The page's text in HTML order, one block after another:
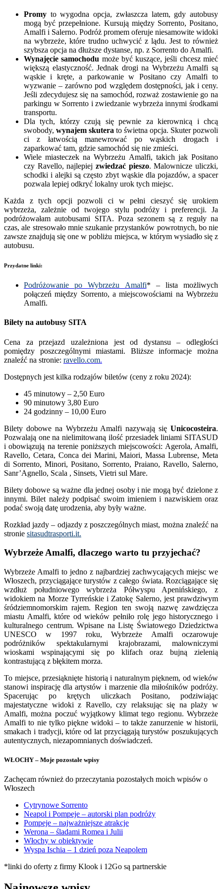
Promy to wygodna opcja, zwłaszcza latem, gdy autobusy
mogą być przepełnione. Kursują między Sorrento, Positano,
Amalfi i Salerno. Podróż promem oferuje niesamowite widoki
na wybrzeże, które trudno uchwycić z lądu. Jest to również
szybsza opcja na dłuższe dystanse, np. z Sorrento do Amalfi.
Wynajęcie samochodu może być kuszące, jeśli chcesz mieć
większą elastyczność. Jednak drogi na Wybrzeżu Amalfi są
wąskie i kręte, a parkowanie w Positano czy Amalfi to
wyzwanie – zarówno pod względem dostępności, jak i ceny.
Jeśli zdecydujesz się na samochód, rozważ zostawienie go na
parkingu w Sorrento i zwiedzanie wybrzeża innymi środkami
transportu.
Dla tych, którzy czują się pewnie za kierownicą i chcą
swobody, wynajem skutera to świetna opcja. Skuter pozwoli
ci z łatwością manewrować po wąskich drogach i
zaparkować tam, gdzie samochód się nie zmieści.
Wiele miasteczek na Wybrzeżu Amalfi, takich jak Positano
czy Ravello, najlepiej zwiedzać pieszo. Malownicze uliczki,
schodki i alejki są często zbyt wąskie dla pojazdów, a spacer
pozwala lepiej odkryć lokalny urok tych miejsc.
Każda z tych opcji pozwoli ci w pełni cieszyć się urokiem
wybrzeża, zależnie od twojego stylu podróży i preferencji. Ja
podróżowałam autobusami SITA. Poza sezonem są z reguły na
czas, ale stresowało mnie szukanie przystanków powrotnych, bo nie
zawsze znajdują się one w pobliżu miejsca, w którym wysiadło się z
autobusu.
Przydatne linki:
Podróżowanie po Wybrzeżu Amalfi* – lista możliwych
połączeń między Sorrento, a miejscowościami na Wybrzeżu
Amalfi.
Bilety na autobusy SITA
Cena za przejazd uzależniona jest od dystansu – odległości
pomiędzy poszczególnymi miastami. Bliższe informacje można
znaleźć na stronie: ravello.com.
Dostępnych jest kilka rodzajów biletów (ceny z roku 2024):
45 minutowy – 2,50 Euro
90 minutowy 3,80 Euro
24 godzinny – 10,00 Euro
Bilety dobowe na Wybrzeżu Amalfi nazywają się Unicocosteira.
Pozwalają one na nielimitowaną ilość przesiadek liniami SITASUD
i obowiązują na terenie poniższych miejscowości: Agerola, Amalfi,
Ravello, Cetara, Conca dei Marini, Maiori, Massa Lubrense, Meta
di Sorrento, Minori, Positano, Sorrento, Praiano, Ravello, Salerno,
Sanr’Agnello, Scala , Sinsets, Vietri sul Mare.
Bilety dobowe są ważne dla jednej osoby i nie mogą być dzielone z
innymi. Bilet należy podpisać swoim imieniem i nazwiskiem oraz
podać swoją datę urodzenia, aby były ważne.
Rozkład jazdy – odjazdy z poszczególnych miast, można znaleźć na
stronie sitasudtrasporti.it.
Wybrzeże Amalfi, dlaczego warto tu przyjechać?
Wybrzeże Amalfi to jedno z najbardziej zachwycających miejsc we
Włoszech, przyciągające turystów z całego świata. Rozciągające się
wzdłuż południowego wybrzeża Półwyspu Apenińskiego, z
widokiem na Morze Tyrreńskie i Zatokę Salerno, jest prawdziwym
śródziemnomorskim rajem. Region ten swoją nazwę zawdzięcza
miastu Amalfi, które od wieków pełniło rolę jego historycznego i
kulturalnego centrum. Wpisane na Listę Światowego Dziedzictwa
UNESCO w 1997 roku, Wybrzeże Amalfi oczarowuje
podróżników spektakularnymi krajobrazami, malowniczymi
wioskami wspinającymi się po klifach oraz bujną zielenią
kontrastującą z błękitem morza.
To miejsce, przesiąknięte historią i naturalnym pięknem, od wieków
stanowi inspirację dla artystów i marzenie dla miłośników podróży.
Spacerując po krętych uliczkach Positano, podziwiając
majestatyczne widoki z Ravello, czy relaksując się na plaży w
Amalfi, można poczuć wyjątkowy klimat tego regionu. Wybrzeże
Amalfi to nie tylko piękne widoki – to także zanurzenie w historii,
smakach i tradycji, które od lat przyciągają turystów poszukujących
autentycznych, niezapomnianych doświadczeń.
WŁOCHY – Moje pozostałe wpisy
Zachęcam również do przeczytania pozostałych moich wpisów o
Włoszech
Cytrynowe Sorrento
Neapol i Pompeje – autorski plan podróży
Pompeje – najważniejsze atrakcje
Werona – śladami Romea i Julii
Włochy w obiektywie
Wyspa Ischia – 1 dzień poza Neapolem
*linki do oferty z firmy Klook i 12Go są partnerskie